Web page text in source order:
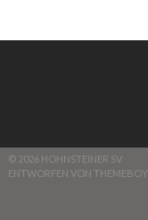
© 2026 HOHNSTEINER SV
ENTWORFEN VON THEMEBOY